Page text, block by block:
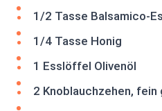
1/2 Tasse Balsamico-
1/4 Tasse Honig
1 Esslöffel Olivenöl
2 Knoblauchzehen, fein